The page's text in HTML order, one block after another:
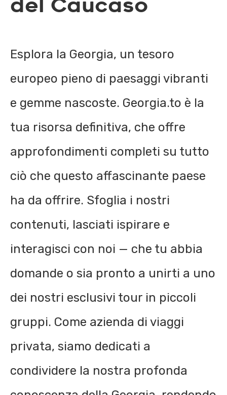
del Caucaso
Esplora la Georgia, un tesoro
europeo pieno di paesaggi vibranti
e gemme nascoste. Georgia.to è la
tua risorsa definitiva, che offre
approfondimenti completi su tutto
ciò che questo affascinante paese
ha da offrire. Sfoglia i nostri
contenuti, lasciati ispirare e
interagisci con noi — che tu abbia
domande o sia pronto a unirti a uno
dei nostri esclusivi tour in piccoli
gruppi. Come azienda di viaggi
privata, siamo dedicati a
condividere la nostra profonda